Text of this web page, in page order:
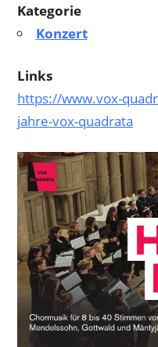
Kategorie
Konzert
Links
https://www.vox-
jahre-vox-quadrata